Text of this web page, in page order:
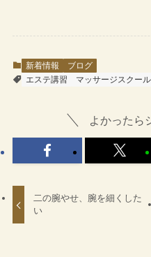
新着情報
ブログ
エステ講習
マッサージスクール
よかったら
二の腕やせ、腕を細くした
い